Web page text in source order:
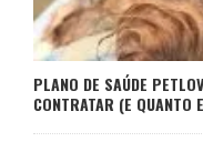
PLANO DE SAÚDE
CONTRATAR (E QUANTO